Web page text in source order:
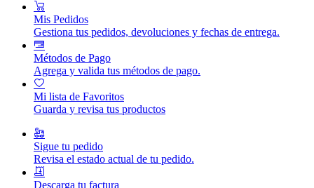
Mis Pedidos
Gestiona tus pedidos, devoluciones y fechas de entrega.
Métodos de Pago
Agrega y valida tus métodos de pago.
Mi lista de Favoritos
Guarda y revisa tus productos
Sigue tu pedido
Revisa el estado actual de tu pedido.
Descarga tu factura